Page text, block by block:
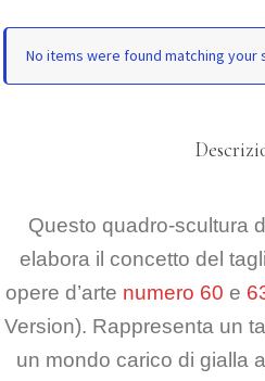
No items were found matching your
Questo quadro-scultura
elabora il concetto del
opere d’arte numero 60 e
Version). Rappresenta un
un mondo carico di gialla